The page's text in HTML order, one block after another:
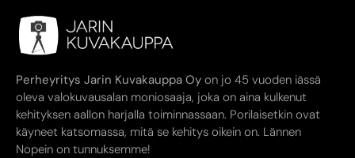
Perheyritys Jarin Kuvakauppa Oy on jo 45 vuoden iässä
oleva valokuvausalan moniosaaja, joka on aina kulkenut
kehityksen aallon harjalla toiminnassaan. Porilaisetkin ovat
käyneet katsomassa, mitä se kehitys oikein on. Lännen
Nopein on tunnuksemme!